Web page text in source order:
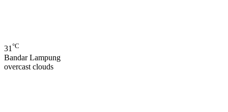
31 °C
Bandar Lampung
overcast clouds